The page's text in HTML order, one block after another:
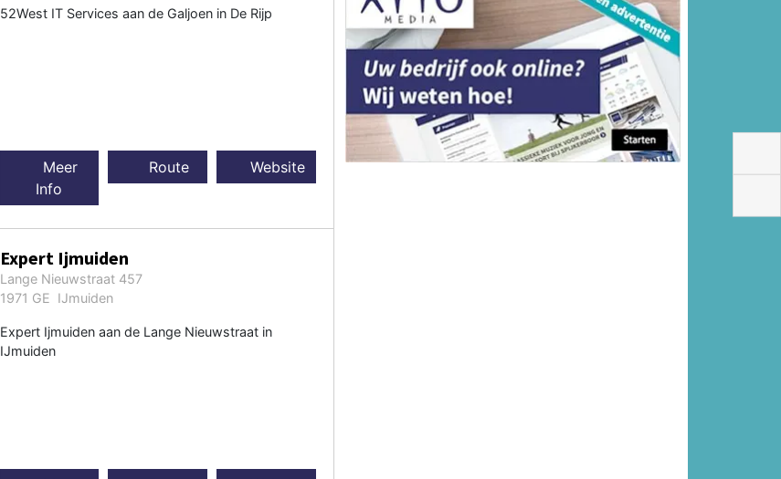
52West IT Services aan de Galjoen in De Rijp
Meer
Info
Route Website
Expert Ijmuiden
Lange Nieuwstraat 457
1971 GE IJmuiden
Expert Ijmuiden aan de Lange Nieuwstraat in
IJmuiden